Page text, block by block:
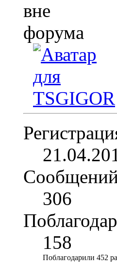
306
158
Поблагодарили 452